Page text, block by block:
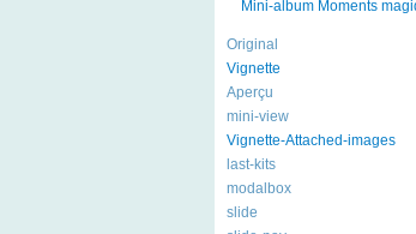
Mini-album Moments
Original
Vignette
Aperçu
mini-view
Vignette-Attached-images
last-kits
modalbox
slide